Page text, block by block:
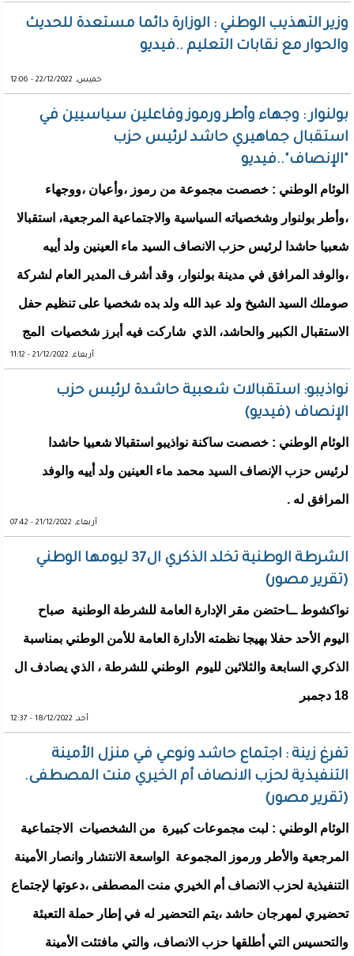
وزير التهذيب الوطني : الوزارة دائما مستعدة للحديث
والحوار مع نقابات التعليم ..فيديو
خميس, 22/12/2022 - 12:06
بولنوار : وجهاء وأطر ورموز وفاعلين سياسيين في
استقبال جماهيري حاشد لرئيس حزب
"الإنصاف"..فيديو
الوئام الوطني : خصصت مجموعة من رموز ،وأعيان ،ووجهاء
،وأطر بولنوار وشخصياته السياسية والاجتماعية المرجعية، استقبالا
شعبيا حاشدا لرئيس حزب الانصاف السيد ماء العينين ولد أييه
،والوفد المرافق في مدينة بولنوار، وقد أشرف المدير العام لشركة
صوملك السيد الشيخ ولد عبد الله ولد بده شخصيا على تنظيم حفل
الاستقبال الكبير والحاشد، الذي شاركت فيه أبرز شخصيات المج
أربعاء, 21/12/2022 - 11:12
نواذيبو: استقبالات شعبية حاشدة لرئيس حزب
الإنصاف (فيديو)
الوئام الوطني : خصصت ساكنة نواذيبو استقبالا شعبيا حاشدا
لرئيس حزب الإنصاف السيد محمد ماء العينين ولد أييه والوفد
المرافق له .
أربعاء, 21/12/2022 - 07:42
الشرطة الوطنية تخلد الذكري ال37 ليومها الوطني
(تقرير مصور)
نواكشوط ــاحتضن مقر الإدارة العامة للشرطة الوطنية صباح
اليوم الأحد حفلا بهيجا نظمته الأدارة العامة للأمن الوطني بمناسبة
الذكري السابعة والثلاثين لليوم الوطني للشرطة ، الذي يصادف ال
18 دجمبر
أحد, 18/12/2022 - 12:37
تفرغ زينة : اجتماع حاشد ونوعي في منزل الأمينة
التنفيذية لحزب الانصاف أم الخيري منت المصطفى.
(تقرير مصور)
الوئام الوطني : لبت مجموعات كبيرة من الشخصيات الاجتماعية
المرجعية والأطر ورموز المجموعة الواسعة الانتشار وانصار الأمينة
التنفيذية لحزب الانصاف أم الخيري منت المصطفى ،دعوتها لإجتماع
تحضيري لمهرجان حاشد ،يتم التحضير له في إطار حملة التعبئة
والتحسيس التي أطلقها حزب الانصاف، والتي مافتئت الأمينة